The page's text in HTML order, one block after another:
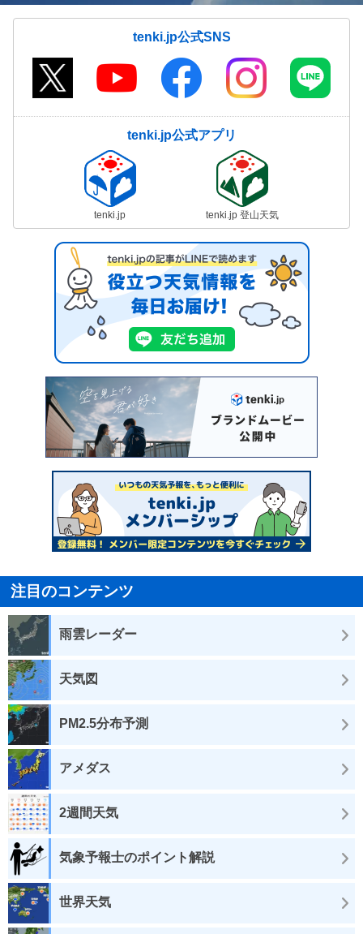
tenki.jp公式SNS
tenki.jp公式アプリ
tenki.jp tenki.jp 登山天気
注目のコンテンツ
雨雲レーダー
天気図
PM2.5分布予測
アメダス
2週間天気
気象予報士のポイント解説
世界天気